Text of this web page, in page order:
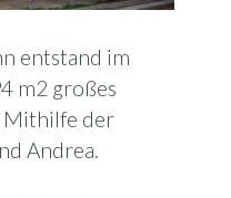
entstand im
m2 großes
Mithilfe der
Andrea.